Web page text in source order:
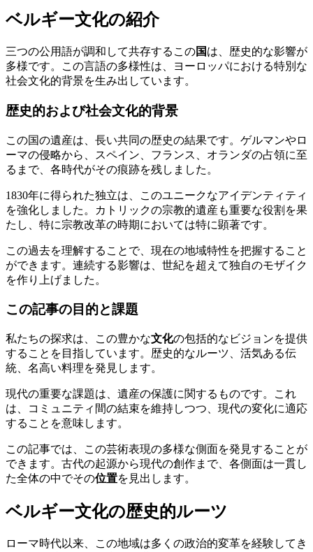
ベルギー文化の紹介
三つの公用語が調和して共存するこの国は、歴史的な影響が
多様です。この言語の多様性は、ヨーロッパにおける特別な
社会文化的背景を生み出しています。
歴史的および社会文化的背景
この国の遺産は、長い共同の歴史の結果です。ゲルマンやロ
ーマの侵略から、スペイン、フランス、オランダの占領に至
るまで、各時代がその痕跡を残しました。
1830年に得られた独立は、このユニークなアイデンティティ
を強化しました。カトリックの宗教的遺産も重要な役割を果
たし、特に宗教改革の時期においては特に顕著です。
この過去を理解することで、現在の地域特性を把握すること
ができます。連続する影響は、世紀を超えて独自のモザイク
を作り上げました。
この記事の目的と課題
私たちの探求は、この豊かな文化の包括的なビジョンを提供
することを目指しています。歴史的なルーツ、活気ある伝
統、名高い料理を発見します。
現代の重要な課題は、遺産の保護に関するものです。これ
は、コミュニティ間の結束を維持しつつ、現代の変化に適応
することを意味します。
この記事では、この芸術表現の多様な側面を発見することが
できます。古代の起源から現代の創作まで、各側面は一貫し
た全体の中でその位置を見出します。
ベルギー文化の歴史的ルーツ
ローマ時代以来、この地域は多くの政治的変革を経験してき